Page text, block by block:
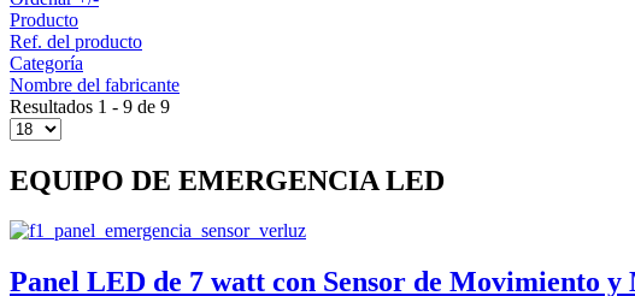
Producto
Ref. del producto
Categoría
Nombre del fabricante
Resultados 1 - 9 de 9
EQUIPO DE EMERGENCIA LED
Panel LED de 7 watt con Sensor de Movimiento